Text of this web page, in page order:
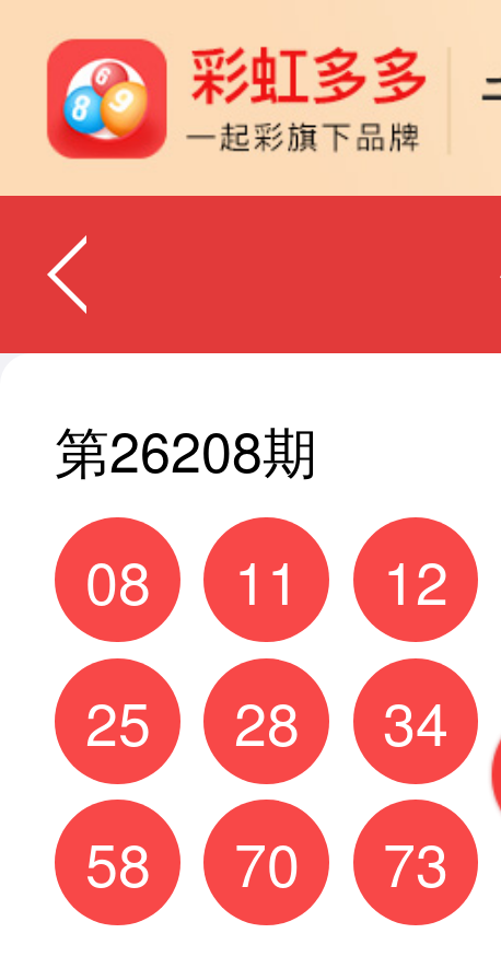
第26208期
08 11 12
25
28 34
58
70 73